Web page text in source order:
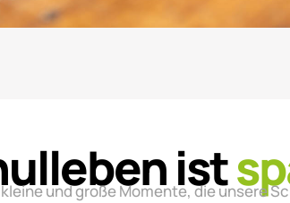
ist
und große Momente, die unsere